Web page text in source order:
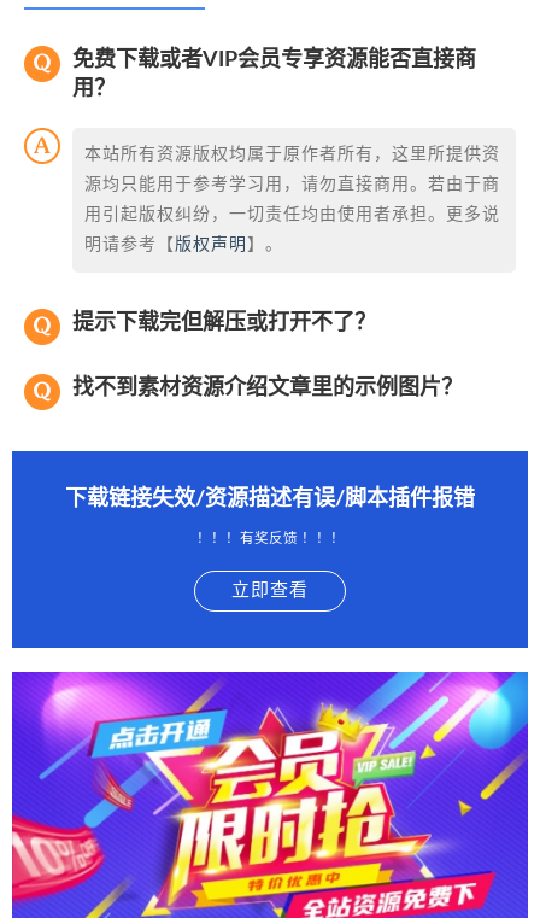
免费下载或者VIP会员专享资源能否直接商
用？
本站所有资源版权均属于原作者所有，这里所提供资
源均只能用于参考学习用，请勿直接商用。若由于商
用引起版权纠纷，一切责任均由使用者承担。更多说
明请参考【 版权声明 】。
提示下载完但解压或打开不了？
找不到素材资源介绍文章里的示例图片？
下载链接失效/资源描述有误/脚本插件报错
！！！有奖反馈 ！！！
立即查看